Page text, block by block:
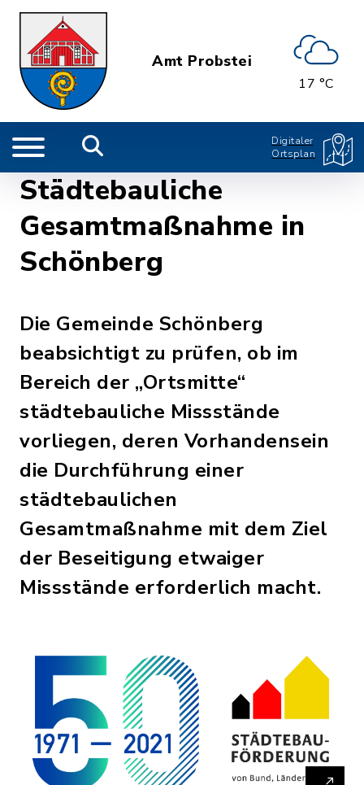
Amt Probstei
17 °C
Digitaler
Ortsplan
Städtebauliche
Gesamtmaßnahme in
Schönberg
Die Gemeinde Schönberg
beabsichtigt zu prüfen, ob im
Bereich der „Ortsmitte“
städtebauliche Missstände
vorliegen, deren Vorhandensein
die Durchführung einer
städtebaulichen
Gesamtmaßnahme mit dem Ziel
der Beseitigung etwaiger
Missstände erforderlich macht.